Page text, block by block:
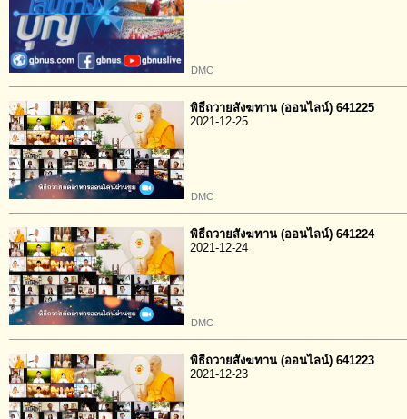
DMC
พิธีถวายสังฆทาน (ออนไลน์) 641225
2021-12-25
DMC
พิธีถวายสังฆทาน (ออนไลน์) 641224
2021-12-24
DMC
พิธีถวายสังฆทาน (ออนไลน์) 641223
2021-12-23